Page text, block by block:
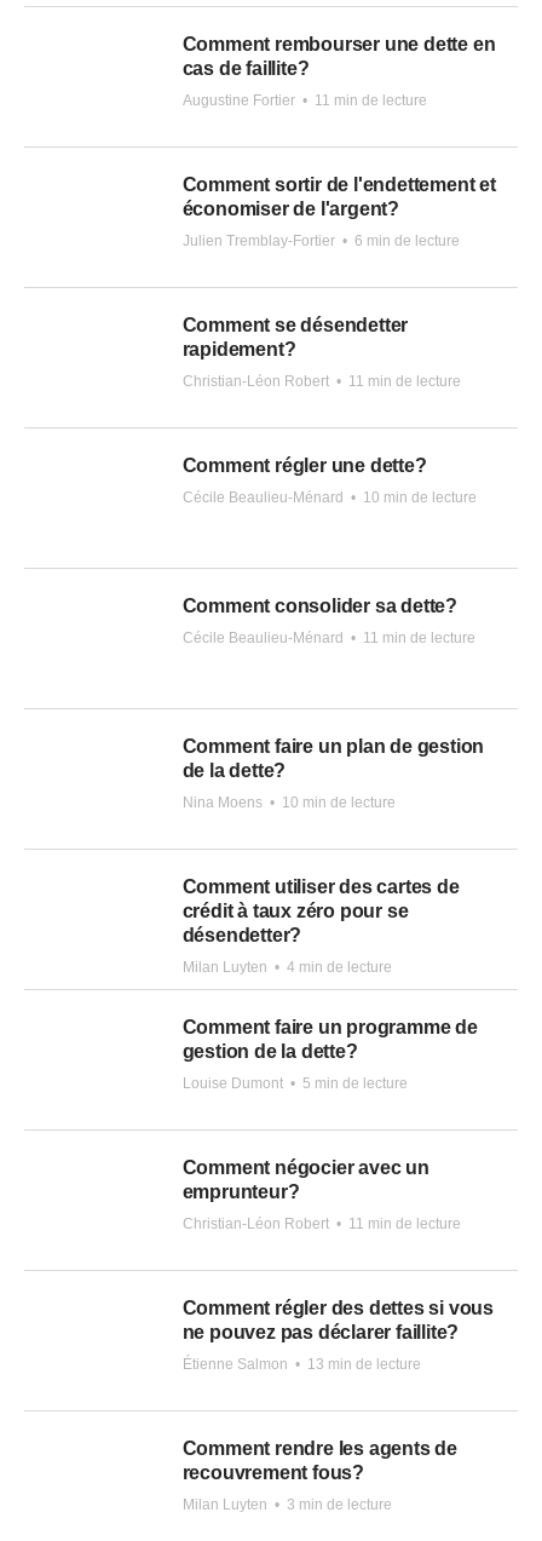
Comment rembourser une dette en
cas de faillite?
Augustine Fortier • 11 min de lecture
Comment sortir de l'endettement et
économiser de l'argent?
Julien Tremblay-Fortier • 6 min de lecture
Comment se désendetter
rapidement?
Christian-Léon Robert • 11 min de lecture
Comment régler une dette?
Cécile Beaulieu-Ménard • 10 min de lecture
Comment consolider sa dette?
Cécile Beaulieu-Ménard • 11 min de lecture
Comment faire un plan de gestion
de la dette?
Nina Moens • 10 min de lecture
Comment utiliser des cartes de
crédit à taux zéro pour se
désendetter?
Milan Luyten • 4 min de lecture
Comment faire un programme de
gestion de la dette?
Louise Dumont • 5 min de lecture
Comment négocier avec un
emprunteur?
Christian-Léon Robert • 11 min de lecture
Comment régler des dettes si vous
ne pouvez pas déclarer faillite?
Étienne Salmon • 13 min de lecture
Comment rendre les agents de
recouvrement fous?
Milan Luyten • 3 min de lecture